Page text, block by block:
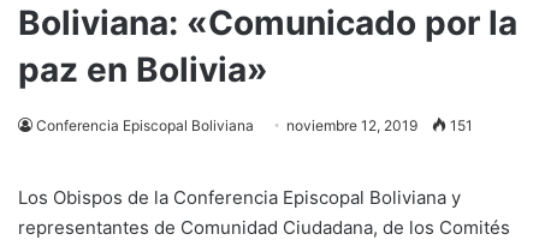
Boliviana: «Comunicado por la
paz en Bolivia»
Conferencia Episcopal Boliviana noviembre 12, 2019 151
Los Obispos de la Conferencia Episcopal Boliviana y
representantes de Comunidad Ciudadana, de los Comités